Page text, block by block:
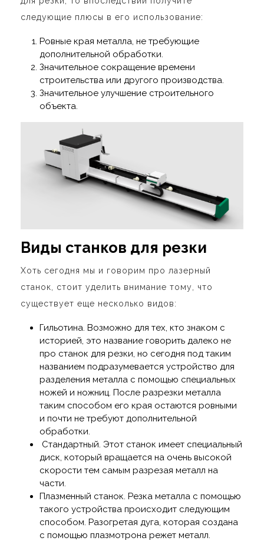
следующие плюсы в его использование:
Ровные края металла, не требующие
дополнительной обработки.
Значительное сокращение времени
строительства или другого производства.
Значительное улучшение строительного
объекта.
Виды станков для резки
Хоть сегодня мы и говорим про лазерный
станок, стоит уделить внимание тому, что
существует еще несколько видов:
Гильотина. Возможно для тех, кто знаком с
историей, это название говорить далеко не
про станок для резки, но сегодня под таким
названием подразумевается устройство для
разделения металла с помощью специальных
ножей и ножниц. После разрезки металла
таким способом его края остаются ровными
и почти не требуют дополнительной
обработки.
Стандартный. Этот станок имеет специальный
диск, который вращается на очень высокой
скорости тем самым разрезая металл на
части.
Плазменный станок. Резка металла с помощью
такого устройства происходит следующим
способом. Разогретая дуга, которая создана
с помощью плазмотрона режет металл.